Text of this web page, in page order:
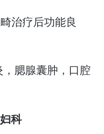
治疗后功能良
腮腺囊肿，口腔
科